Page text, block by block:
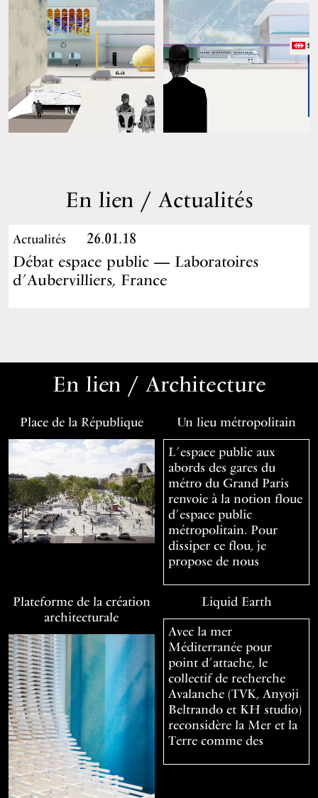
En lien / Actualités
Actualités
26.01.18
Débat espace public — Laboratoires
d’Aubervilliers, France
En lien / Architecture
Place de la République
Un lieu métropolitain
L’espace public aux
abords des gares du
métro du Grand Paris
renvoie à la notion floue
d’espace public
métropolitain. Pour
dissiper ce flou, je
propose de nous
intéresser…
Plateforme de la création
architecturale
Liquid Earth
Avec la mer
Méditerranée pour
point d’attache, le
collectif de recherche
Avalanche (TVK, Anyoji
Beltrando et KH studio)
reconsidère la Mer et la
Terre comme des